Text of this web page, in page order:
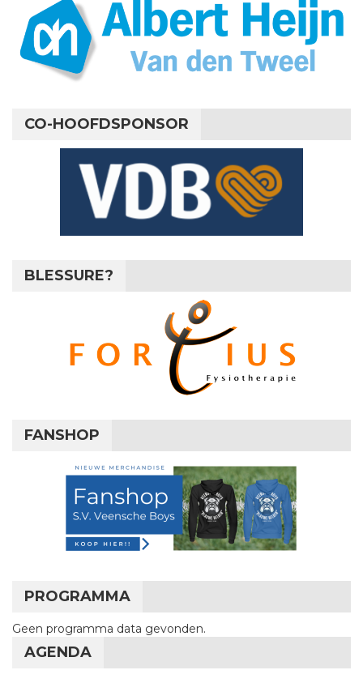
CO-HOOFDSPONSOR
BLESSURE?
FANSHOP
PROGRAMMA
Geen programma data gevonden.
AGENDA